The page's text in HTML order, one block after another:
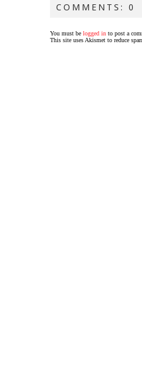
COMMENTS: 0
You must be logged in to post a
This site uses Akismet to reduce